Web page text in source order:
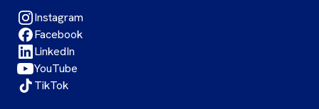
Instagram
Facebook
LinkedIn
YouTube
TikTok